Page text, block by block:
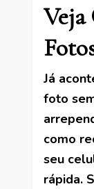
Veja
Já
foto
como
seu
rápida.